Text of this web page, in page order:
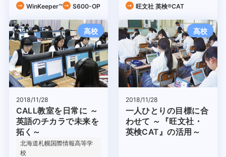
WinKeeper™
S600-OP
旺文社 英検®CAT
高校
2018/11/28
CALL教室を日常に ～
英語のチカラで未来を
拓く～
北海道札幌国際情報高等学
校
高校
2018/11/28
一人ひとりの目標に合
わせて ～『旺文社・
英検CAT』の活用～